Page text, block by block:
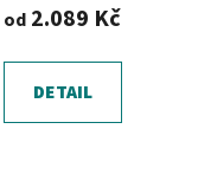
od 2.089 Kč
DETAIL